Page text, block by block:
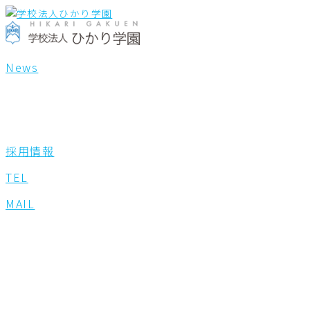
内
容
を
キ
News
採用情報
TEL
MAIL
検
索
対